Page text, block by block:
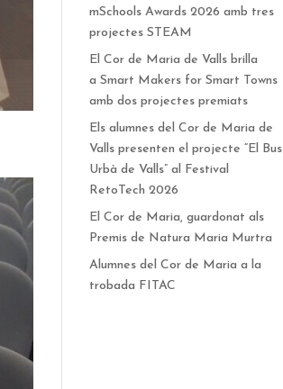
mSchools Awards 2026 amb tres
projectes STEAM
El Cor de Maria de Valls brilla
a Smart Makers for Smart Towns
amb dos projectes premiats
Els alumnes del Cor de Maria de
Valls presenten el projecte “El Bus
Urbà de Valls” al Festival
RetoTech 2026
El Cor de Maria, guardonat als
Premis de Natura Maria Murtra
Alumnes del Cor de Maria a la
trobada FITAC